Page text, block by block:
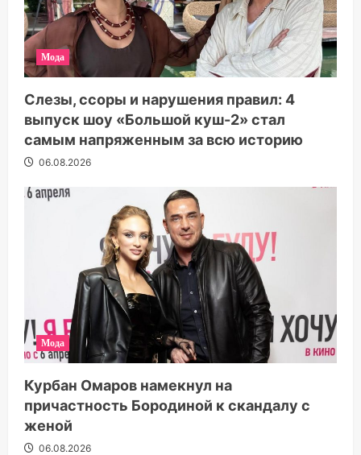
Мода
Слезы, ссоры и нарушения правил: 4
выпуск шоу «Большой куш-2» стал
самым напряженным за всю историю
06.08.2026
Мода
Курбан Омаров намекнул на
причастность Бородиной к скандалу с
женой
06.08.2026